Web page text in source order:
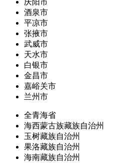
庆阳市
酒泉市
平凉市
张掖市
武威市
天水市
白银市
金昌市
嘉峪关市
兰州市
全青海省
海西蒙古族藏族自治州
玉树藏族自治州
果洛藏族自治州
海南藏族自治州